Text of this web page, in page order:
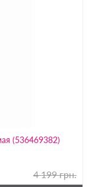
(536469382)
4 199 грн.